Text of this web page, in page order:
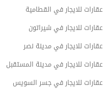
عقارات للايجار في كومباوند أسوار
عقارات للايجار في كومباوند ازار
عقارات للايجار في القطامية
عقارات للايجار في شيراتون
عقارات للايجار في مدينة نصر
عقارات للايجار في مدينة المستقبل
عقارات للايجار في جسر السويس